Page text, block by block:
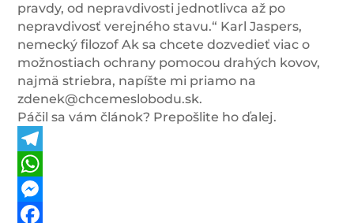
pravdy, od nepravdivosti jednotlivca až po
nepravdivosť verejného stavu.“ Karl Jaspers,
nemecký filozof Ak sa chcete dozvedieť viac o
možnostiach ochrany pomocou drahých kovov,
najmä striebra, napíšte mi priamo na
zdenek@chcemeslobodu.sk.
Páčil sa vám článok? Prepošlite ho ďalej.
Telegram
WhatsApp
Messenger